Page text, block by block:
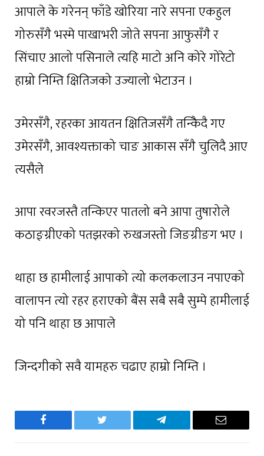
आपाले के गरेनन् फाँडे खोरिया नारे सपना एकहुल
गोरुसँगै भस्मे पाखाभरी जोते सपना आफुसँगै र
सिंचाए आलो पसिनाले त्यहि माटो अनि कोरे गोरेटो
हाम्रो निम्ति क्षितिजको उज्यालो भेटाउन ।
उमेरसँगै, रहरका आयतन क्षितिजसँगै तन्किैदै गए
उमेरसँगै, आवश्यक्ताको चाङ आकास सँगै चुलिदै आए
त्यसैले
आपा रवरजस्तै तन्किएर पातलो बने आपा तुषारोले
कठाङ्ग्रीएको पतझरको रुखजस्तो जिङग्रीङग भए ।
थाहा छ हामीलाई आपाको त्यो कलकलाउन नपाएको
वालापन त्यो रहर हराएको बैंस सबै सबै सुम्पे हामीलाई
यो पनि थाहा छ आपाले
जिन्दगीको सवै यामहरु चढाए हाम्रो निम्ति ।
Facebook Twitter Telegram Email